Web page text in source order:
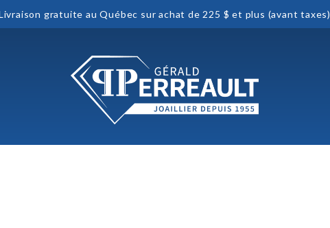
gratuite au Québec sur achat de 225 $ et plus (avant taxes)